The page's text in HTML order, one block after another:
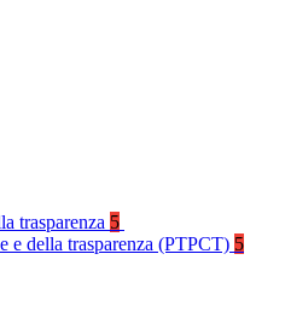
trasparenza 5
e della trasparenza (PTPCT) 5